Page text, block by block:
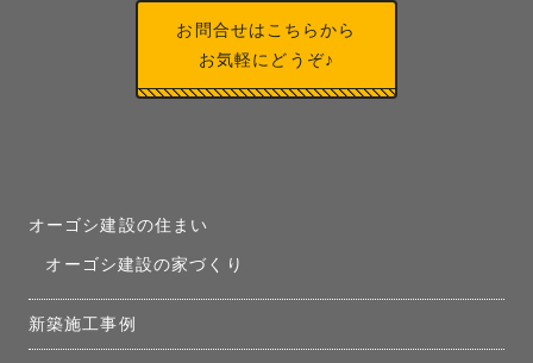
お問合せはこちらから
お気軽にどうぞ♪
オーゴシ建設の住まい
オーゴシ建設の家づくり
新築施工事例